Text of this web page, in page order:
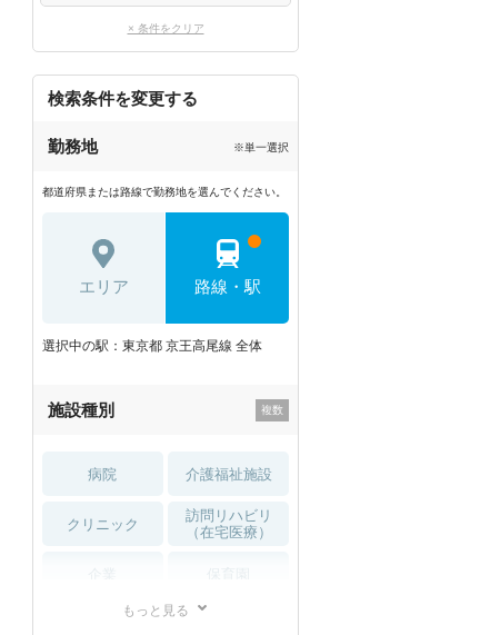
× 条件をクリア
検索条件を変更する
勤務地 ※単一選択
都道府県または路線で勤務地を選んでください。
エリア 路線・駅
選択中の駅：東京都 京王高尾線 全体
施設種別
病院 介護福祉施設
クリニック
訪問リハビリ
（在宅医療）
もっと見る